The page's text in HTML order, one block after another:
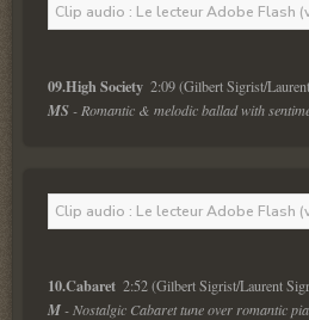
Clip audio : Le lecteur Adobe Flash
09.High Society 2:09 (Gilbert Sigrist/
MS - Romantic & melodic ballad with
Clip audio : Le lecteur Adobe Flash
10.Cabaret 2:52 (Gilbert Sigrist/Laurent
M - Nostalgic Cabaret tune over romantic